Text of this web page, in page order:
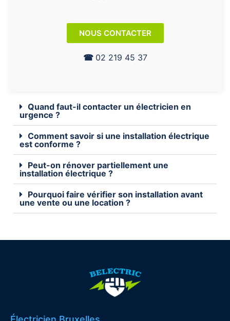
NOUS CONTACTER
☎︎ 02 219 45 37
Quand faut-il contacter un électricien en
urgence ?
Comment savoir si une installation électrique
est conforme ?
Peut-on rénover partiellement une
installation électrique ?
Pourquoi faire vérifier son installation avant
une vente ou une location ?